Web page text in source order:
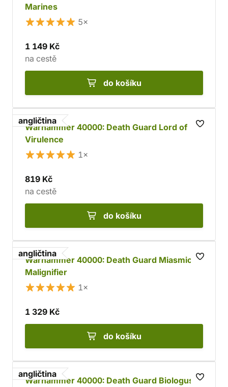
Marines
5×
1 149 Kč
na cestě
do košíku
angličtina
Warhammer 40000: Death Guard Lord of
Virulence
1×
819 Kč
na cestě
do košíku
angličtina
Warhammer 40000: Death Guard Miasmic
Malignifier
1×
1 329 Kč
do košíku
angličtina
Warhammer 40000: Death Guard Biologus